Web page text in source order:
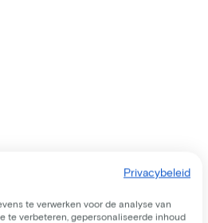
Privacybeleid
te verwerken voor de analyse van
te verbeteren, gepersonaliseerde inhoud